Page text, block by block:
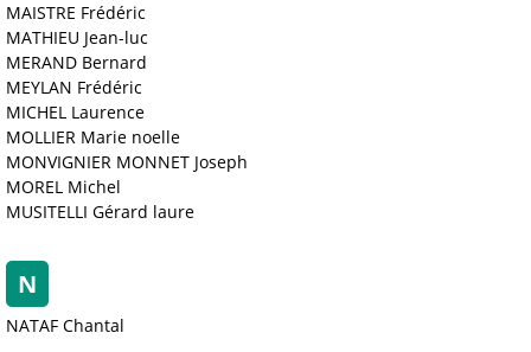
MAISTRE Frédéric
MATHIEU Jean-luc
MERAND Bernard
MEYLAN Frédéric
MICHEL Laurence
MOLLIER Marie noelle
MONVIGNIER MONNET Joseph
MOREL Michel
MUSITELLI Gérard laure
N
NATAF Chantal